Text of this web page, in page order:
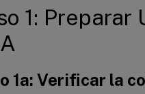
1:
1a: Verificar la